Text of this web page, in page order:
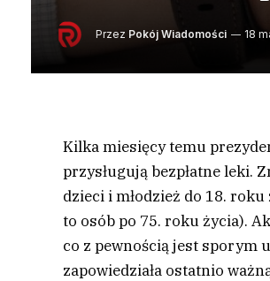
Przez Pokój Wiadomości 18
Kilka miesięcy temu
przysługują bezpłatne leki.
dzieci i młodzież do 18.
to osób po 75. roku życia).
co z pewnością jest sporym
zapowiedziała ostatnio